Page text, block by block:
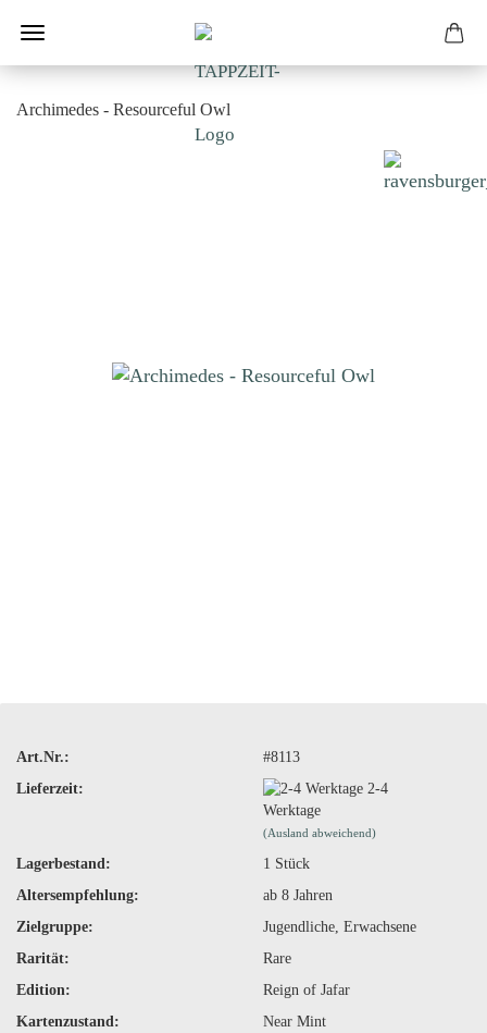
Archimedes - Resourceful Owl
Art.Nr.:
#8113
Lieferzeit:
2-4
Werktage
(Ausland abweichend)
Lagerbestand: 1 Stück
Altersempfehlung:
ab 8 Jahren
Zielgruppe:
Jugendliche, Erwachsene
Rarität:
Rare
Edition:
Reign of Jafar
Kartenzustand:
Near Mint